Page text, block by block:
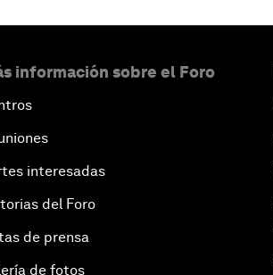
información sobre el Foro
interesadas
del Foro
de prensa
de fotos